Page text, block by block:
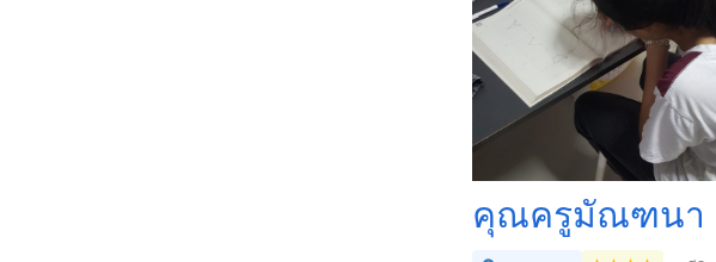
คุณครูมัณฑนา